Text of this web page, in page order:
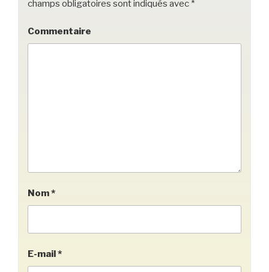
champs obligatoires sont indiqués avec *
Commentaire
Nom*
E-mail*